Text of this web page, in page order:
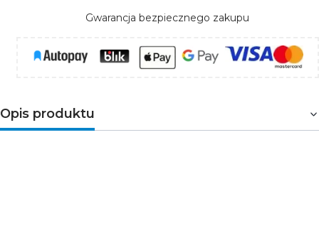
Gwarancja bezpiecznego zakupu
Opis produktu